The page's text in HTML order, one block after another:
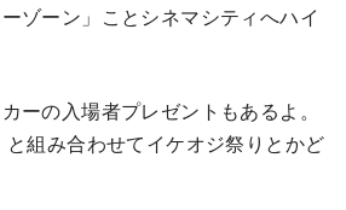
ゾーン」ことシネマシティへハイ
ーの入場者プレゼントもあるよ。
組み合わせてイケオジ祭りとかど